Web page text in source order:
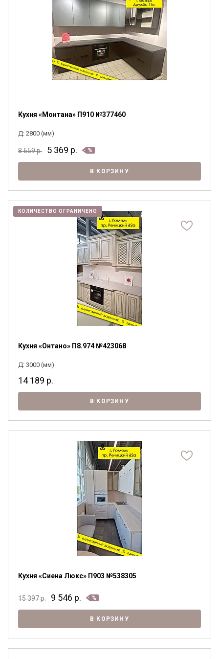
Кухня «Монтана» П910 №377460
Д: 2800 (мм)
8 659р. 5 369 р.
В КОРЗИНУ
КОЛИЧЕСТВО ОГРАНИЧЕНО
Кухня «Онтано» П8.974 №423068
Д: 3000 (мм)
14 189 р.
В КОРЗИНУ
Кухня «Сиена Люкс» П903 №538305
15 397р. 9 546 р.
В КОРЗИНУ